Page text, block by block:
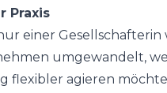
Praxis
einer Gesellschafterin
umgewandelt,
flexibler agieren